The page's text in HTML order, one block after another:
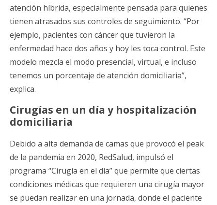
atención híbrida, especialmente pensada para quienes
tienen atrasados sus controles de seguimiento. “Por
ejemplo, pacientes con cáncer que tuvieron la
enfermedad hace dos años y hoy les toca control. Este
modelo mezcla el modo presencial, virtual, e incluso
tenemos un porcentaje de atención domiciliaria”,
explica.
Cirugías en un día y hospitalización
domiciliaria
Debido a alta demanda de camas que provocó el peak
de la pandemia en 2020, RedSalud, impulsó el
programa “Cirugía en el día” que permite que ciertas
condiciones médicas que requieren una cirugía mayor
se puedan realizar en una jornada, donde el paciente